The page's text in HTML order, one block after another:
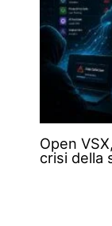
Open
crisi della